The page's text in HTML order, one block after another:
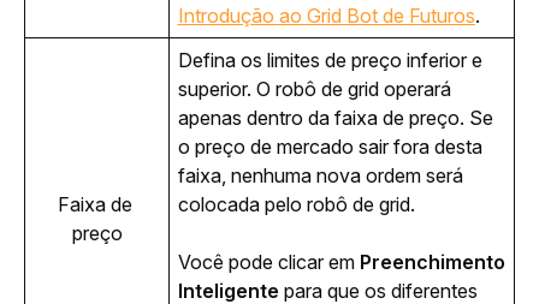
Introdução ao Grid Bot de Futuros.
Faixa de
preço
Defina os limites de preço inferior e
superior. O robô de grid operará
apenas dentro da faixa de preço. Se
o preço de mercado sair fora desta
faixa, nenhuma nova ordem será
colocada pelo robô de grid.
Você pode clicar em Preenchimento
Inteligente para que os diferentes